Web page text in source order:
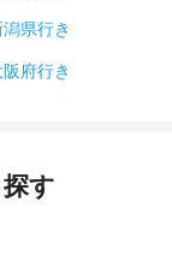
県行き
府行き
す